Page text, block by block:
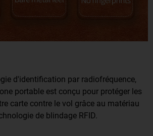
d'identification par radiofréquence,
portable est conçu pour protéger les
carte contre le vol grâce au matériau
de blindage RFID.